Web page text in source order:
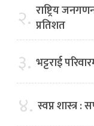
२. राष्ट्रिय
प्रतिशत
३. भट्टराई
४. स्वप्न शास्त्र :